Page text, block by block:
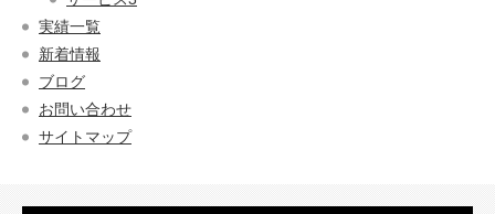
実績一覧
新着情報
ブログ
お問い合わせ
サイトマップ